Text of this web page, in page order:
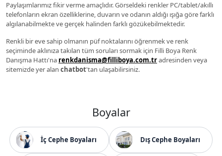
Paylaşımlarımız fikir verme amaçlıdır. Görseldeki renkler PC/tablet/akıllı
telefonların ekran özelliklerine, duvarın ve odanın aldığı ışığa göre farklı
algılanabilmekte ve gerçek halinden farklı gözükebilmektedir.
Renkli bir eve sahip olmanın püf noktalarını öğrenmek ve renk
seçiminde aklınıza takılan tüm soruları sormak için Filli Boya Renk
Danışma Hattı'na renkdanisma@filliboya.com.tradresinden veya
sitemizde yer alan chatbot'tan ulaşabilirsiniz.
Boyalar
İç Cephe Boyaları Dış Cephe Boyaları